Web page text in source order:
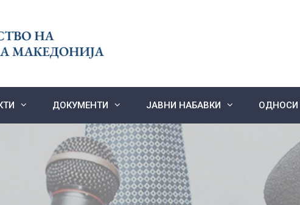
ДОКУМЕНТИ ЈАВНИ НАБАВКИ ОДНОСИ